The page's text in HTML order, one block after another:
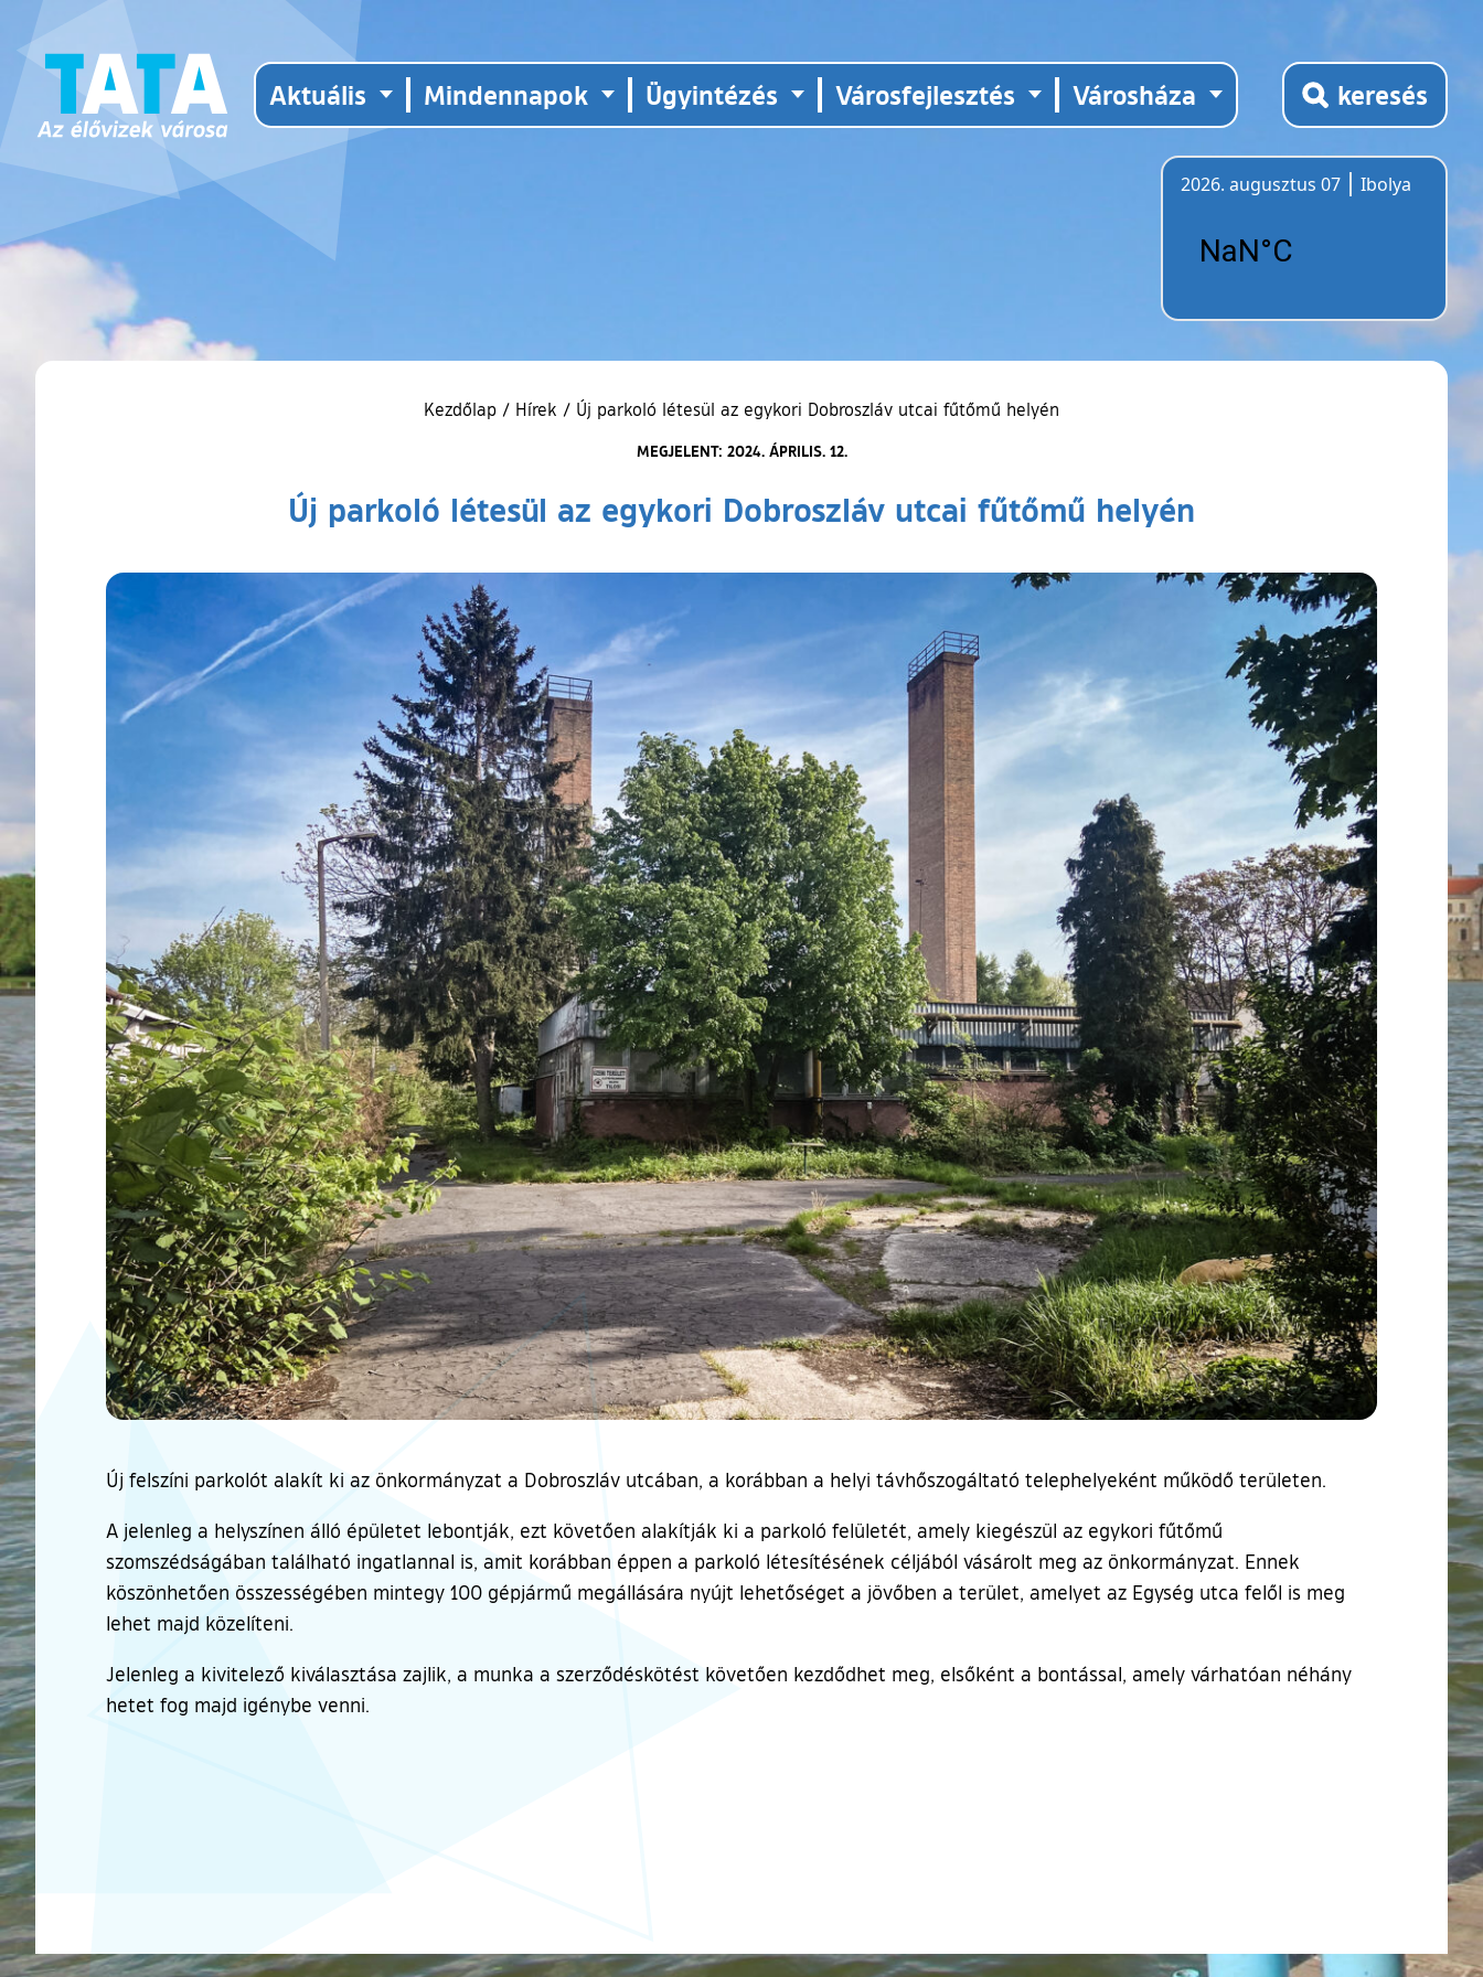
Aktuális Mindennapok Ügyintézés Városfejlesztés Városháza keresés
2026. augusztus 07
Ibolya
Kezdőlap / Hírek / Új parkoló létesül az egykori Dobroszláv utcai fűtőmű helyén
MEGJELENT: 2024. ÁPRILIS. 12.
Új parkoló létesül az egykori Dobroszláv utcai fűtőmű helyén
Új felszíni parkolót alakít ki az önkormányzat a Dobroszláv utcában, a korábban a helyi távhőszogáltató telephelyeként működő területen.
A jelenleg a helyszínen álló épületet lebontják, ezt követően alakítják ki a parkoló felületét, amely kiegészül az egykori fűtőmű
szomszédságában található ingatlannal is, amit korábban éppen a parkoló létesítésének céljából vásárolt meg az önkormányzat. Ennek
köszönhetően összességében mintegy 100 gépjármű megállására nyújt lehetőséget a jövőben a terület, amelyet az Egység utca felől is meg
lehet majd közelíteni.
Jelenleg a kivitelező kiválasztása zajlik, a munka a szerződéskötést követően kezdődhet meg, elsőként a bontással, amely várhatóan néhány
hetet fog majd igénybe venni.